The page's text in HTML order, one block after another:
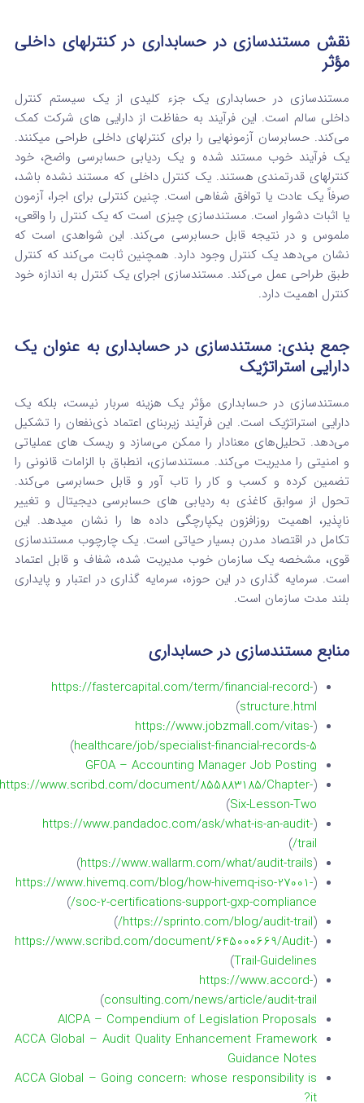
نقش مستندسازی در حسابداری در کنترلهای داخلی
مؤثر
مستندسازی در حسابداری یک جزء کلیدی از یک سیستم کنترل
داخلی سالم است. این فرآیند به حفاظت از دارایی های شرکت کمک
می‌کند. حسابرسان آزمونهایی را برای کنترلهای داخلی طراحی میکنند.
یک فرآیند خوب مستند شده و یک ردیابی حسابرسی واضح، خود
کنترلهای قدرتمندی هستند. یک کنترل داخلی که مستند نشده باشد،
صرفاً یک عادت یا توافق شفاهی است. چنین کنترلی برای اجرا، آزمون
یا اثبات دشوار است. مستندسازی چیزی است که یک کنترل را واقعی،
ملموس و در نتیجه قابل حسابرسی می‌کند. این شواهدی است که
نشان می‌دهد یک کنترل وجود دارد. همچنین ثابت می‌کند که کنترل
طبق طراحی عمل می‌کند. مستندسازی اجرای یک کنترل به اندازه خود
کنترل اهمیت دارد.
جمع‌ بندی: مستندسازی در حسابداری به عنوان یک
دارایی استراتژیک
مستندسازی در حسابداری مؤثر یک هزینه سربار نیست، بلکه یک
دارایی استراتژیک است. این فرآیند زیربنای اعتماد ذی‌نفعان را تشکیل
می‌دهد. تحلیل‌های معنادار را ممکن می‌سازد و ریسک های عملیاتی
و امنیتی را مدیریت می‌کند. مستندسازی، انطباق با الزامات قانونی را
تضمین کرده و کسب‌ و کار را تاب آور و قابل حسابرسی می‌کند.
تحول از سوابق کاغذی به ردیابی های حسابرسی دیجیتال و تغییر
ناپذیر، اهمیت روزافزون یکپارچگی داده‌ ها را نشان میدهد. این
تکامل در اقتصاد مدرن بسیار حیاتی است. یک چارچوب مستندسازی
قوی، مشخصه یک سازمان خوب مدیریت‌ شده، شفاف و قابل اعتماد
است. سرمایه گذاری در این حوزه، سرمایه‌ گذاری در اعتبار و پایداری
بلند مدت سازمان است.
منابع مستندسازی در حسابداری
(
https://fastercapital.com/term/financial-record-
structure.html
)
(
https://www.jobzmall.com/vitas-
healthcare/job/specialist-financial-records-5
)
GFOA – Accounting Manager Job Posting
(
https://www.scribd.com/document/855883185/Chapter-
Six-Lesson-Two
)
(
https://www.pandadoc.com/ask/what-is-an-audit-
trail/
)
(
https://www.wallarm.com/what/audit-trails
)
(
https://www.hivemq.com/blog/how-hivemq-iso-27001-
soc-2-certifications-support-gxp-compliance/
)
(
https://sprinto.com/blog/audit-trail/
)
(
https://www.scribd.com/document/645000669/Audit-
Trail-Guidelines
)
(
https://www.accord-
consulting.com/news/article/audit-trail
)
AICPA – Compendium of Legislation Proposals
ACCA Global – Audit Quality Enhancement Framework
Guidance Notes
ACCA Global – Going concern: whose responsibility is
it?